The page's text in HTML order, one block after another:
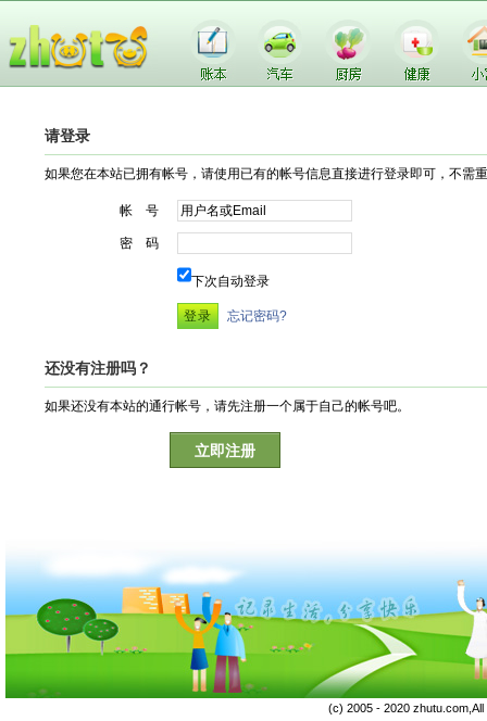
请登录
如果您在本站已拥有帐号，请使用已有的帐号信息直接进行登录即可，不需
帐 号
密 码
下次自动登录
忘记密码?
还没有注册吗？
如果还没有本站的通行帐号，请先注册一个属于自己的帐号吧。
立即注册
(c) 2005 - 2020